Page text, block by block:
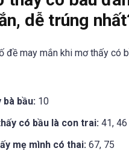
dễ trúng
đề may mắn khi mơ thấy có
bà bầu: 10
có bầu là con trai: 41, 46
mẹ mình có thai: 67, 75